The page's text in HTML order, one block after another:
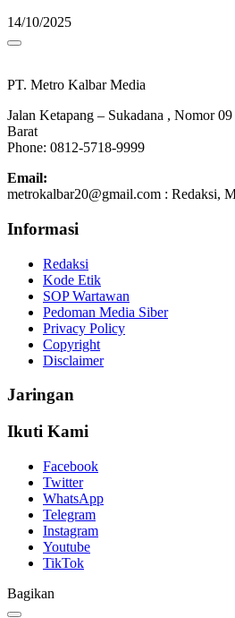
14/10/2025
PT. Metro Kalbar Media
Jalan Ketapang – Sukadana , Nomor
Barat
Phone: 0812-5718-9999
Email:
metrokalbar20@gmail.com : Redaksi,
Informasi
Redaksi
Kode Etik
SOP Wartawan
Pedoman Media Siber
Privacy Policy
Copyright
Disclaimer
Jaringan
Ikuti Kami
Facebook
Twitter
WhatsApp
Telegram
Instagram
Youtube
TikTok
Bagikan